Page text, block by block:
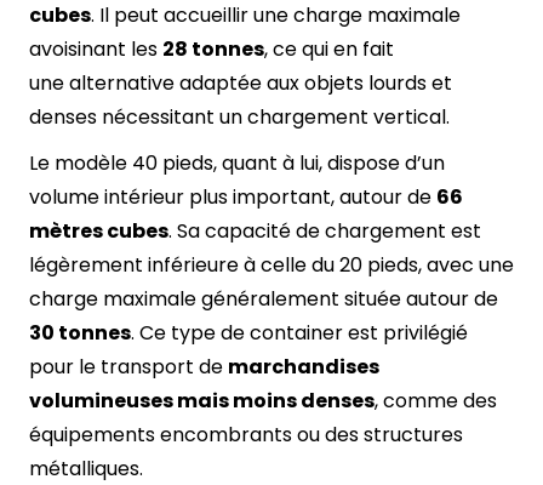
cubes. Il peut accueillir une charge maximale
avoisinant les 28 tonnes, ce qui en fait
une alternative adaptée aux objets lourds et
denses nécessitant un chargement vertical.
Le modèle 40 pieds, quant à lui, dispose d’un
volume intérieur plus important, autour de 66
mètres cubes. Sa capacité de chargement est
légèrement inférieure à celle du 20 pieds, avec une
charge maximale généralement située autour de
30 tonnes. Ce type de container est privilégié
pour le transport de marchandises
volumineuses mais moins denses, comme des
équipements encombrants ou des structures
métalliques.